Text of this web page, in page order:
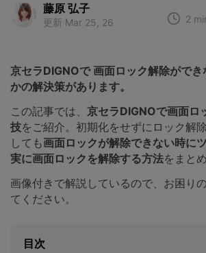
藤原 弘子
更新 Mar 25, 26 2
京セラDIGNOで 画面ロック解除がで
かの解決策があります。
この記事では、 京セラDIGNOで画面ロ
技をご紹介。初期化をせずにロック解
しても画面ロックが解除できない時に
実に画面ロックを解除する方法をまと
画像付きで解説しているので、お困り
てください。
目次